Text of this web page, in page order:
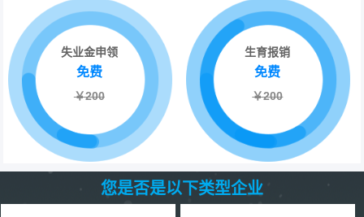
失业金申领
免费
￥200
生育报销
免费
￥200
您是否是以下类型企业